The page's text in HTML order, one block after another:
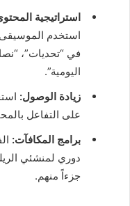
استراتيجية
استخدم الموسيقى
في “تحديات”،
اليومية”.
زيادة الوصول:
على التفاعل
برامج المكافآت:
دوري لمنشئي
جزءاً منهم.